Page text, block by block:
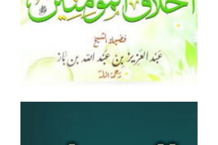
عبد العزيز بن باز akhlakAlmominin